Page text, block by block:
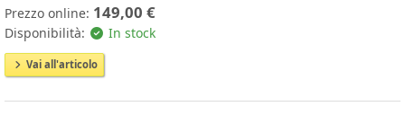
Prezzo online: 149,00 €
Disponibilità: In stock
Vai all'articolo